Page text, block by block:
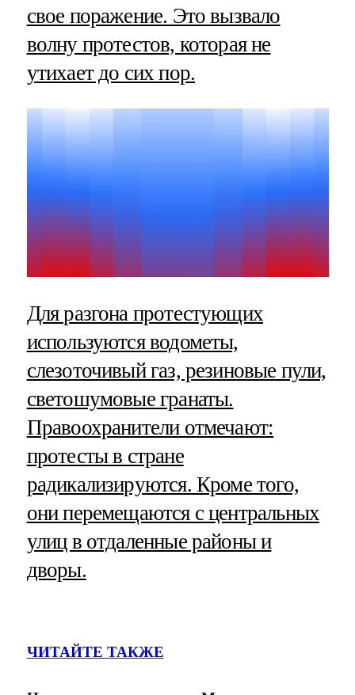
свое поражение. Это вызвало
волну протестов, которая не
утихает до сих пор.
Для разгона протестующих
используются водометы,
слезоточивый газ, резиновые пули,
светошумовые гранаты.
Правоохранители отмечают:
протесты в стране
радикализируются. Кроме того,
они перемещаются с центральных
улиц в отдаленные районы и
дворы.
ЧИТАЙТЕ ТАКЖЕ